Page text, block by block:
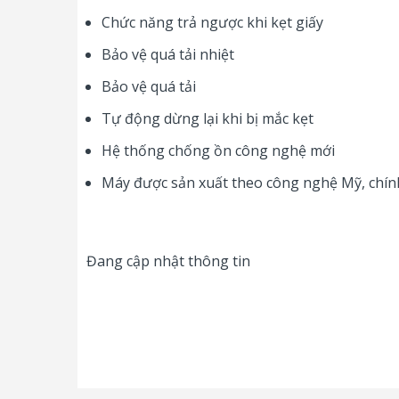
Chức năng trả ngược khi kẹt giấy
Bảo vệ quá tải nhiệt
Bảo vệ quá tải
Tự động dừng lại khi bị mắc kẹt
Hệ thống chống ồn công nghệ mới
Máy được sản xuất theo công nghệ Mỹ,
Đang cập nhật thông tin